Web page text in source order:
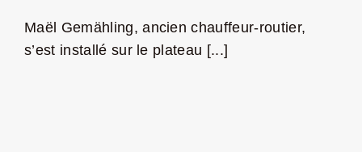
Jeu concours – Gagnez votre bûche de Noël 2025
Maël Gemähling, ancien chauffeur-routier,
s’est installé sur le plateau [...]